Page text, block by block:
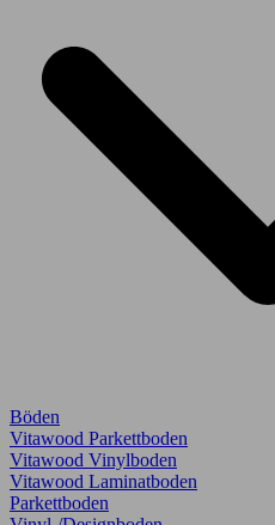
Böden
Vitawood Parkettboden
Vitawood Vinylboden
Vitawood Laminatboden
Parkettboden